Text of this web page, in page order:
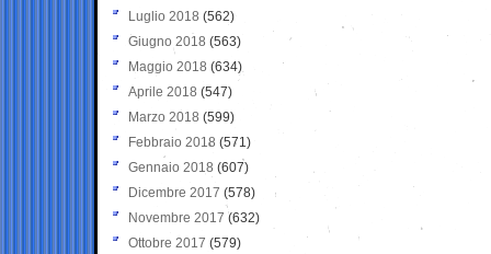
Luglio 2018 (562)
Giugno 2018 (563)
Maggio 2018 (634)
Aprile 2018 (547)
Marzo 2018 (599)
Febbraio 2018 (571)
Gennaio 2018 (607)
Dicembre 2017 (578)
Novembre 2017 (632)
Ottobre 2017 (579)